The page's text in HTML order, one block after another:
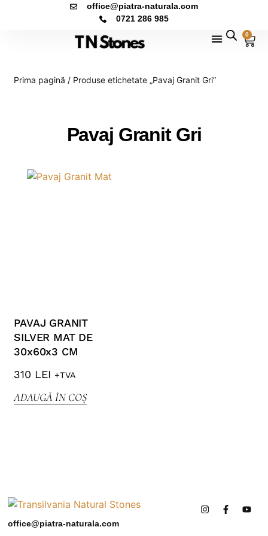
office@piatra-naturala.com
0721 286 985
0
Prima pagină / Produse etichetate „Pavaj Granit Gri”
Pavaj Granit Gri
PAVAJ GRANIT
SILVER MAT DE
30x60x3 CM
310 LEI +TVA
ADAUGĂ ÎN COȘ
office@piatra-naturala.com